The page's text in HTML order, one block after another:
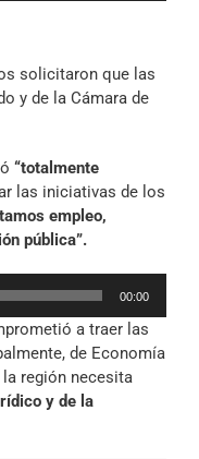
solicitaron que las
y de la Cámara de
“totalmente
las iniciativas de los
empleo,
pública”.
00:00
a traer las
de Economía
región necesita
y de la